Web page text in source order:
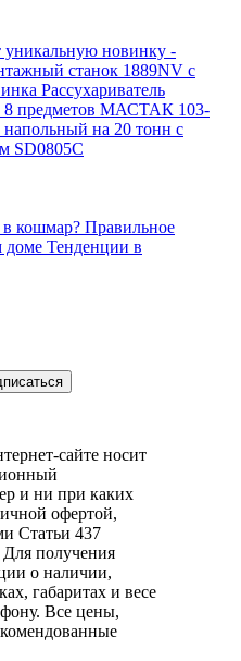
уникальную новинку -
станок 1889NV с
Рассухариватель
8 предметов МАСТАК 103-
на 20 тонн с
SD0805C
в кошмар? Правильное
доме Тенденции в
сайте носит
и ни при каких
офертой,
Статьи 437
получения
о наличии,
габаритах и весе
Все цены,